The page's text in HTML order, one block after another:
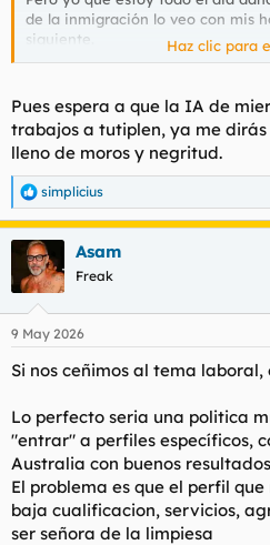
de la inmigración lo veo con mis
siguiente.
Y si alguno tiene una solución
manera seria en el hilo.
El perfil de inmigrantes
mayoritariamente) mano dura.
Y toda esa gente trincando un
deuda para nosotros, pues un
a ellos, sino a gitanos y
Es un pais mal gestionado, y os
me ha ocurrido.
Me van a dar 5000 pavos de
¿A santo de que? ¿Han mirado si
Pues eso no es entera culpa del
sistema de protección que va a
zona próspera, os pongáis como
Haz clic para
Pues espera a que la IA de
trabajos a tutiplen, ya me
lleno de moros y negritud.
R
e
a
i
e
:
simplicius
Asam
Freak
9 May 2026
Si nos ceñimos al tema
Lo perfecto seria una politica
"entrar" a perfiles específicos,
Australia con buenos
El problema es que el perfil
baja cualificacion, servicios,
ser señora de la limpiesa